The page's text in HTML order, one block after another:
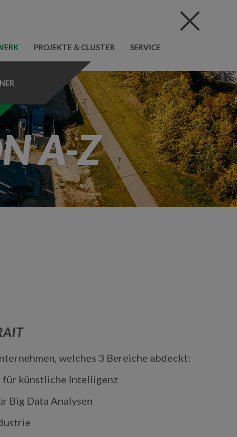
PROJEKTE & CLUSTER SERVICE
A-Z
welches 3 Bereiche abdeckt:
für künstliche Intelligenz
Big Data Analysen